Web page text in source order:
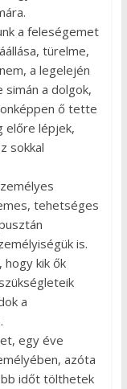
a feleségemet
türelme,
a legelején
simán a dolgok,
ő tette
előre lépjek,
sokkal
tehetséges
is.
kik ők
a
egy éve
azóta
időt tölthetek